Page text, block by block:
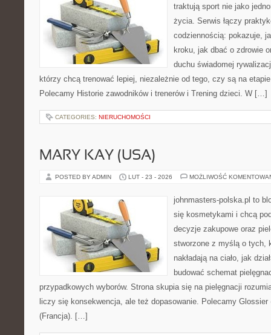
traktują sport nie jako
życia. Serwis łączy
codziennością: pokazuje,
kroku, jak dbać o zdrowie
duchu świadomej
którzy chcą trenować lepiej, niezależnie od tego, czy są na
Polecamy Historie zawodników i trenerów i Trening dzieci. W […]
CATEGORIES: NIERUCHOMOŚCI
MARY KAY (USA)
POSTED BY ADMIN LUT - 23 - 2026 MOŻLIWOŚĆ
johnmasters-polska.pl to
się kosmetykami i chcą
decyzje zakupowe oraz
stworzone z myślą o tych,
nakładają na ciało, jak
budować schemat
przypadkowych wyborów. Strona skupia się na pielęgnacji
liczy się konsekwencja, ale też dopasowanie. Polecamy Glossier
(Francja). […]